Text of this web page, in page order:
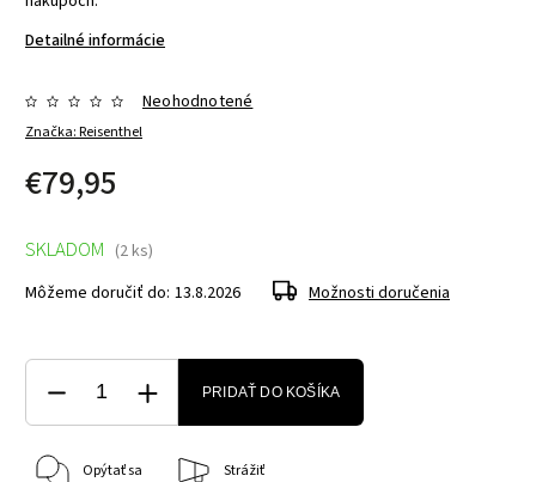
Detailné informácie
Značka:Reisenthel
Neohodnotené
€79,95
SKLADOM (2 ks)
Môžeme doručiť do: 13.8.2026 Možnosti doručenia
PRIDAŤ DO KOŠÍKA
Opýtať sa Strážiť